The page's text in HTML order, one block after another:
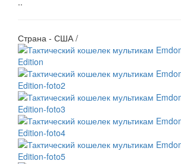
Страна - США /